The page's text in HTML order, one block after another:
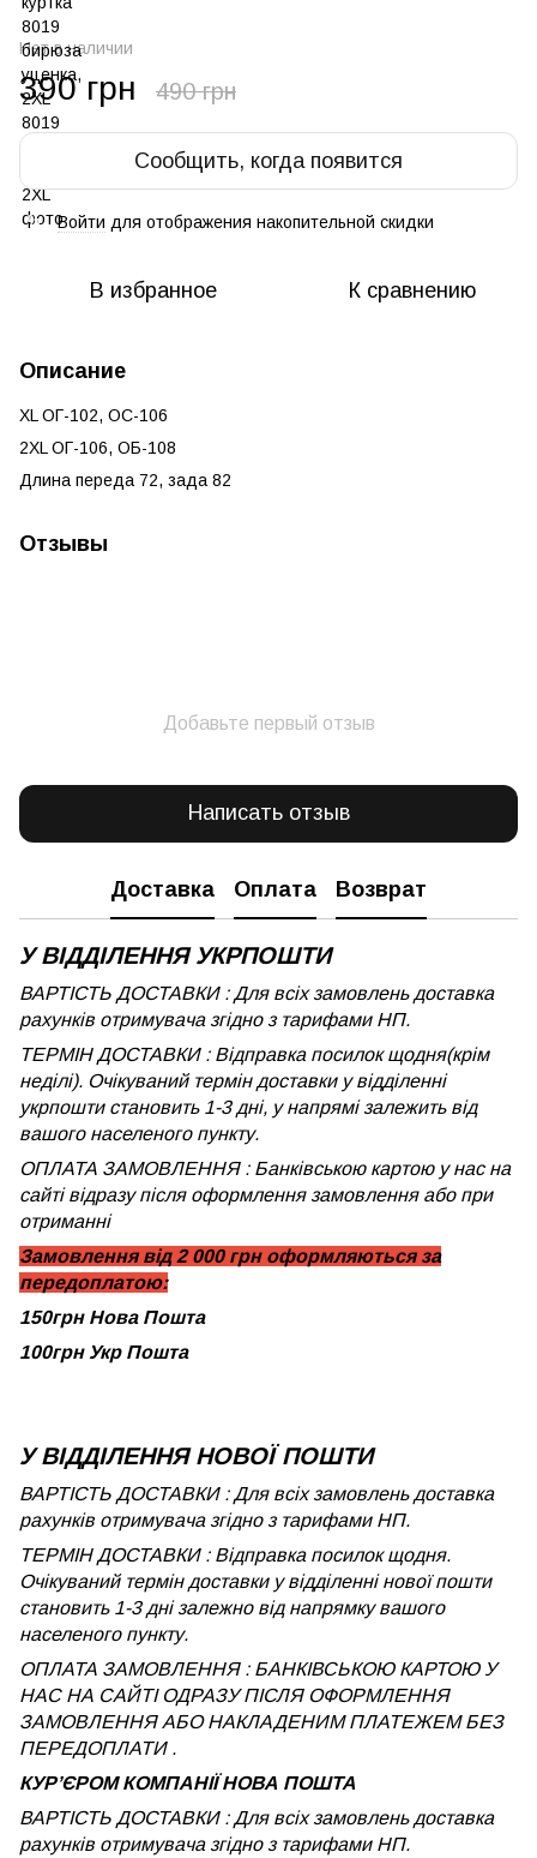
Нет в наличии
390 грн 490 грн
Сообщить, когда появится
% Войти для отображения накопительной скидки
В избранное К сравнению
Описание
XL ОГ-102, ОС-106
2XL ОГ-106, ОБ-108
Длина переда 72, зада 82
Отзывы
Добавьте первый отзыв
Написать отзыв
Доставка Оплата Возврат
У ВІДДІЛЕННЯ УКРПОШТИ
ВАРТІСТЬ ДОСТАВКИ : Для всіх замовлень доставка
рахунків отримувача згідно з тарифами НП.
ТЕРМІН ДОСТАВКИ : Відправка посилок щодня(крім
неділі). Очікуваний термін доставки у відділенні
укрпошти становить 1-3 дні, у напрямі залежить від
вашого населеного пункту.
ОПЛАТА ЗАМОВЛЕННЯ : Банківською картою у нас на
сайті відразу після оформлення замовлення або при
отриманні
Замовлення від 2 000 грн оформляються за
передоплатою:
150грн Нова Пошта
100грн Укр Пошта
У ВІДДІЛЕННЯ НОВОЇ ПОШТИ
ВАРТІСТЬ ДОСТАВКИ : Для всіх замовлень доставка
рахунків отримувача згідно з тарифами НП.
ТЕРМІН ДОСТАВКИ : Відправка посилок щодня.
Очікуваний термін доставки у відділенні нової пошти
становить 1-3 дні залежно від напрямку вашого
населеного пункту.
ОПЛАТА ЗАМОВЛЕННЯ : БАНКІВСЬКОЮ КАРТОЮ У
НАС НА САЙТІ ОДРАЗУ ПІСЛЯ ОФОРМЛЕННЯ
ЗАМОВЛЕННЯ АБО НАКЛАДЕНИМ ПЛАТЕЖЕМ БЕЗ
ПЕРЕДОПЛАТИ .
КУРʼЄРОМ КОМПАНІЇ НОВА ПОШТА
ВАРТІСТЬ ДОСТАВКИ : Для всіх замовлень доставка
рахунків отримувача згідно з тарифами НП.